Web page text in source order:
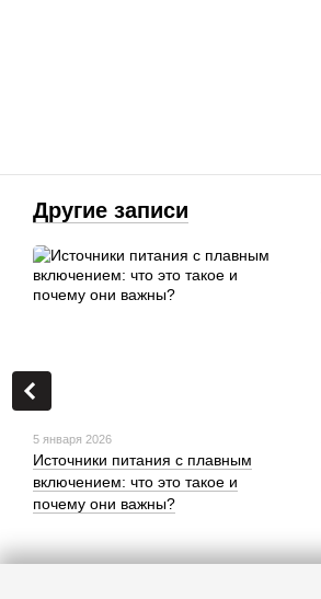
Другие записи
5 января 2026
Источники питания с плавным
включением: что это такое и
почему они важны?